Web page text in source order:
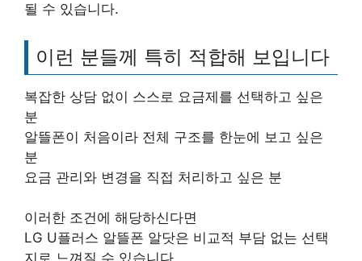
될 수 있습니다.
이런 분들께 특히 적합해 보입니다
복잡한 상담 없이 스스로 요금제를 선택하고 싶은
분
알뜰폰이 처음이라 전체 구조를 한눈에 보고 싶은
분
요금 관리와 변경을 직접 처리하고 싶은 분
이러한 조건에 해당하신다면
LG U플러스 알뜰폰 알닷은 비교적 부담 없는 선택